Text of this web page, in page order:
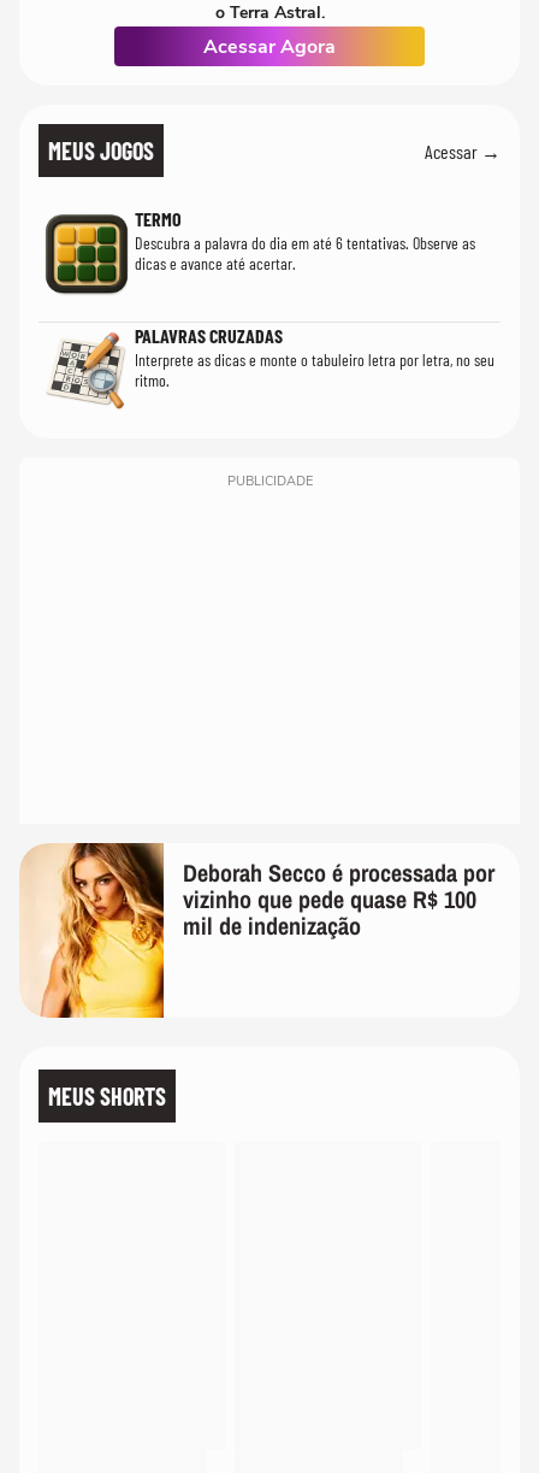
o Terra Astral.
Acessar Agora
MEUS JOGOS Acessar →
TERMO
Descubra a palavra do dia em até 6 tentativas. Observe as
dicas e avance até acertar.
PALAVRAS CRUZADAS
Interprete as dicas e monte o tabuleiro letra por letra, no seu
ritmo.
PUBLICIDADE
Deborah Secco é processada por
vizinho que pede quase R$ 100
mil de indenização
MEUS SHORTS